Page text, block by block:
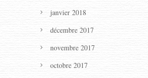
janvier 2018
décembre 2017
novembre 2017
octobre 2017